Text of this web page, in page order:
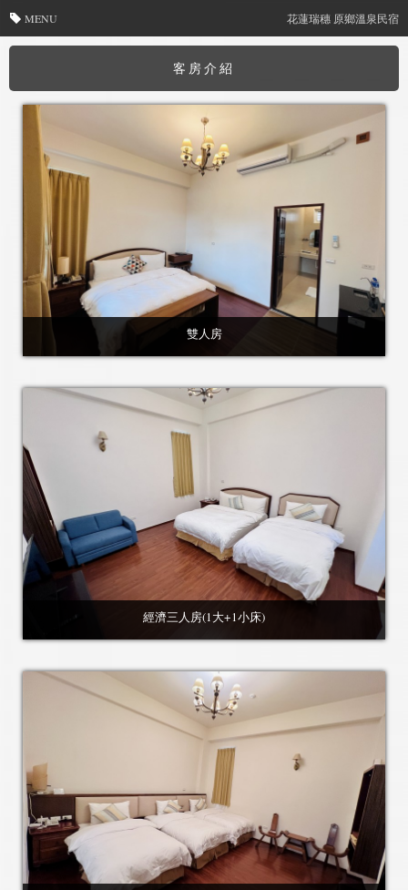
客房介紹
雙人房
經濟三人房(1大+1小床)
MENU 花蓮瑞穗 原鄉溫泉民宿